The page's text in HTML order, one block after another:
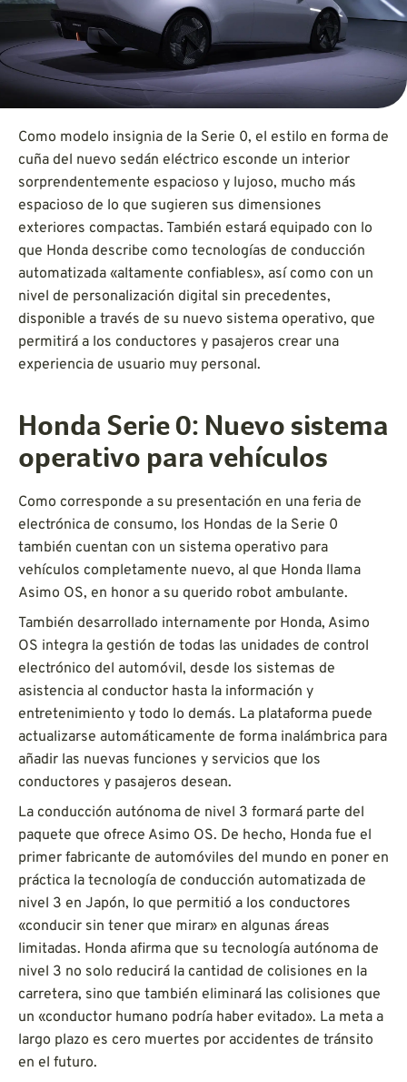
Como modelo insignia de la Serie 0, el estilo en forma de
cuña del nuevo sedán eléctrico esconde un interior
sorprendentemente espacioso y lujoso, mucho más
espacioso de lo que sugieren sus dimensiones
exteriores compactas. También estará equipado con lo
que Honda describe como tecnologías de conducción
automatizada «altamente confiables», así como con un
nivel de personalización digital sin precedentes,
disponible a través de su nuevo sistema operativo, que
permitirá a los conductores y pasajeros crear una
experiencia de usuario muy personal.
Honda Serie 0: Nuevo sistema
operativo para vehículos
Como corresponde a su presentación en una feria de
electrónica de consumo, los Hondas de la Serie 0
también cuentan con un sistema operativo para
vehículos completamente nuevo, al que Honda llama
Asimo OS, en honor a su querido robot ambulante.
También desarrollado internamente por Honda, Asimo
OS integra la gestión de todas las unidades de control
electrónico del automóvil, desde los sistemas de
asistencia al conductor hasta la información y
entretenimiento y todo lo demás. La plataforma puede
actualizarse automáticamente de forma inalámbrica para
añadir las nuevas funciones y servicios que los
conductores y pasajeros desean.
La conducción autónoma de nivel 3 formará parte del
paquete que ofrece Asimo OS. De hecho, Honda fue el
primer fabricante de automóviles del mundo en poner en
práctica la tecnología de conducción automatizada de
nivel 3 en Japón, lo que permitió a los conductores
«conducir sin tener que mirar» en algunas áreas
limitadas. Honda afirma que su tecnología autónoma de
nivel 3 no solo reducirá la cantidad de colisiones en la
carretera, sino que también eliminará las colisiones que
un «conductor humano podría haber evitado». La meta a
largo plazo es cero muertes por accidentes de tránsito
en el futuro.